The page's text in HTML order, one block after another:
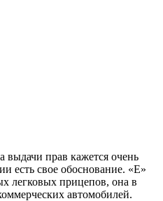
выдачи прав кажется очень
есть свое обоснование. «Е»
легковых прицепов, она в
автомобилей.